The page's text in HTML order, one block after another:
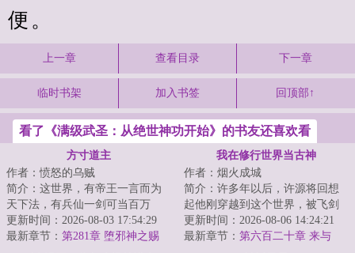
便。
上一章 查看目录 下一章
临时书架 加入书签 回顶部↑
看了《满级武圣：从绝世神功开始》的书友还喜欢看
方寸道主
作者：愤怒的乌贼
简介：这世界，有帝王一言而为
天下法，有兵仙一剑可当百万
师，有儒圣一卷春秋定纲常，有
道尊一指长青演造...
更新时间：2026-08-03 17:54:29
最新章节： 第281章 堕邪神之赐
我在修行世界当古神
作者：烟火成城
简介：许多年以后，许源将回想
起他刚穿越到这个世界，被飞剑
钉在大桥上的那个晚上。那时的
他以为这是个修...
更新时间：2026-08-06 14:24:21
最新章节： 第六百二十章 来与